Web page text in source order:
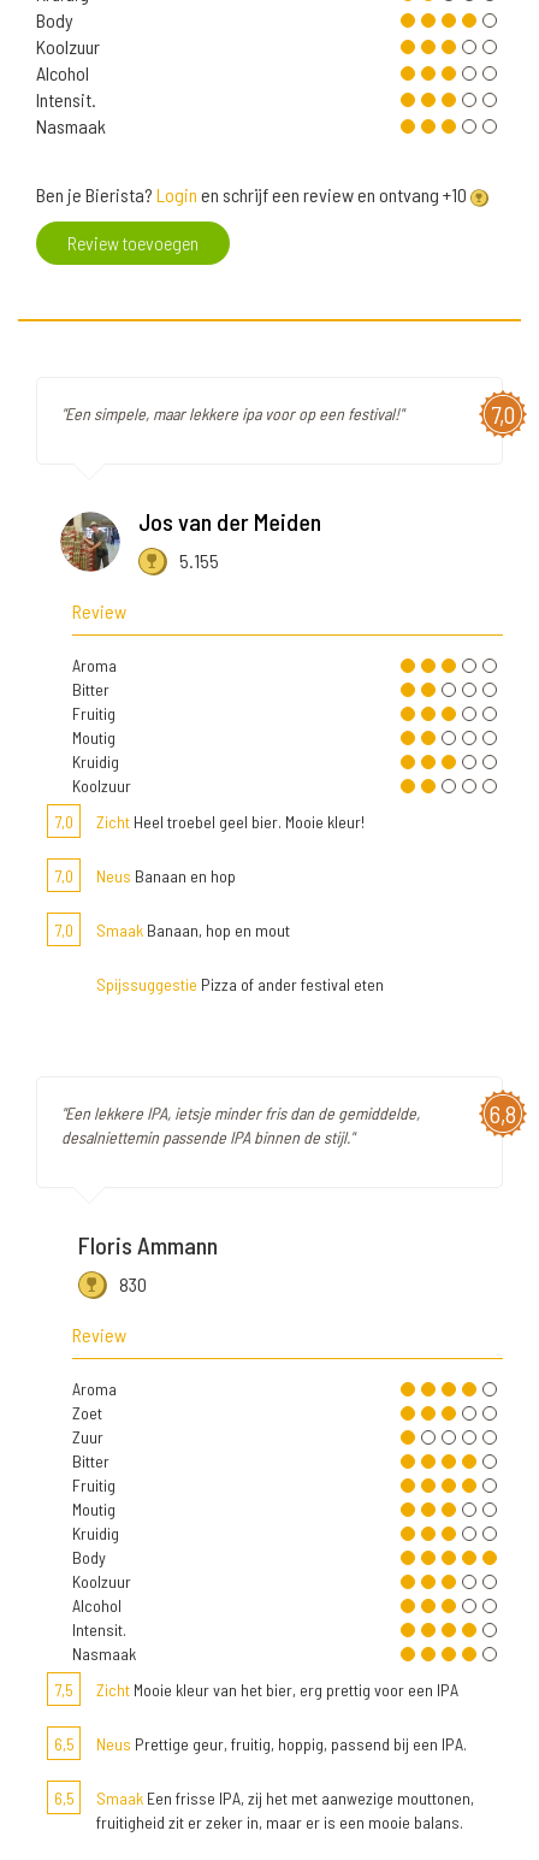
Body
Koolzuur
Alcohol
Intensit.
Nasmaak
Ben je Bierista? Login en schrijf een review en ontvang +10
Review toevoegen
7,0
"Een simpele, maar lekkere ipa voor op een festival!"
Jos van der Meiden
5.155
Review
Aroma
Bitter
Fruitig
Moutig
Kruidig
Koolzuur
7,0
Zicht Heel troebel geel bier. Mooie kleur!
7,0 Neus Banaan en hop
7,0 Smaak Banaan, hop en mout
Spijssuggestie Pizza of ander festival eten
6,8
"Een lekkere IPA, ietsje minder fris dan de gemiddelde,
desalniettemin passende IPA binnen de stijl."
Floris Ammann
830
Review
Aroma
Zoet
Zuur
Bitter
Fruitig
Moutig
Kruidig
Body
Koolzuur
Alcohol
Intensit.
Nasmaak
7,5
Zicht Mooie kleur van het bier, erg prettig voor een IPA
6,5 Neus Prettige geur, fruitig, hoppig, passend bij een IPA.
6,5 Smaak Een frisse IPA, zij het met aanwezige mouttonen,
fruitigheid zit er zeker in, maar er is een mooie balans.